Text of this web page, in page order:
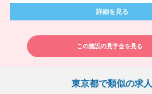
詳細を見る
この施設の見学会を見る
東京都で類似の求人